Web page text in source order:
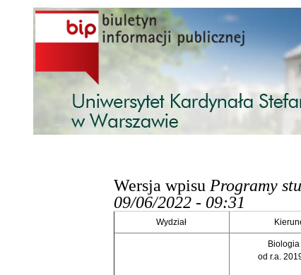
Przejdź do treści
Wersja wpisu Programy
09/06/2022 - 09:31
Wydział
Biologia
od r.a.